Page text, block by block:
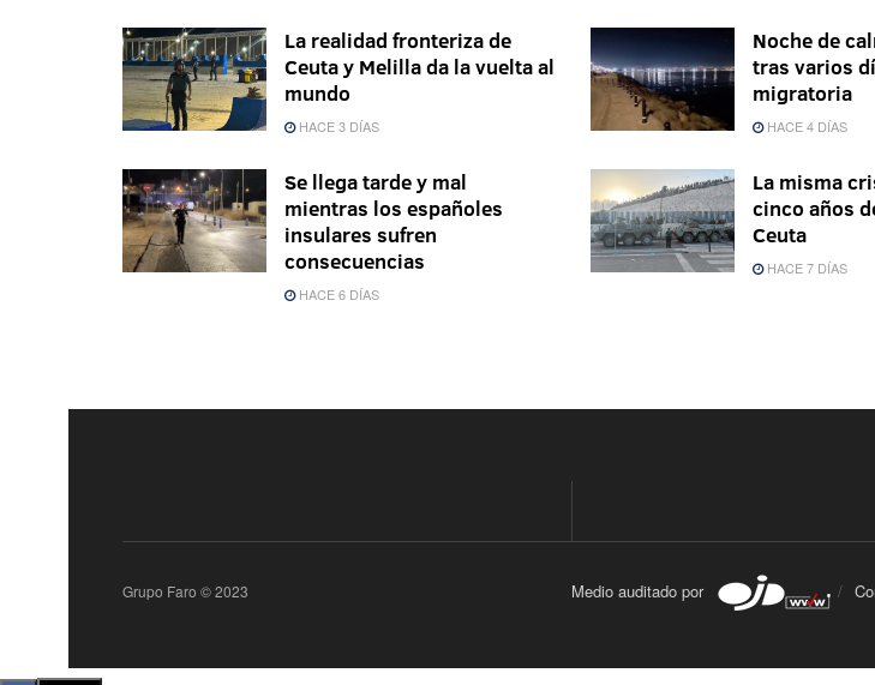
La realidad fronteriza de
Ceuta y Melilla da la vuelta al
mundo
HACE 3 DÍAS
Noche de
tras varios
migratoria
HACE 4 DÍAS
Se llega tarde y mal
mientras los españoles
insulares sufren
consecuencias
HACE 6 DÍAS
La misma
cinco años
Ceuta
HACE 7 DÍAS
Medio auditado por
Grupo Faro © 2023